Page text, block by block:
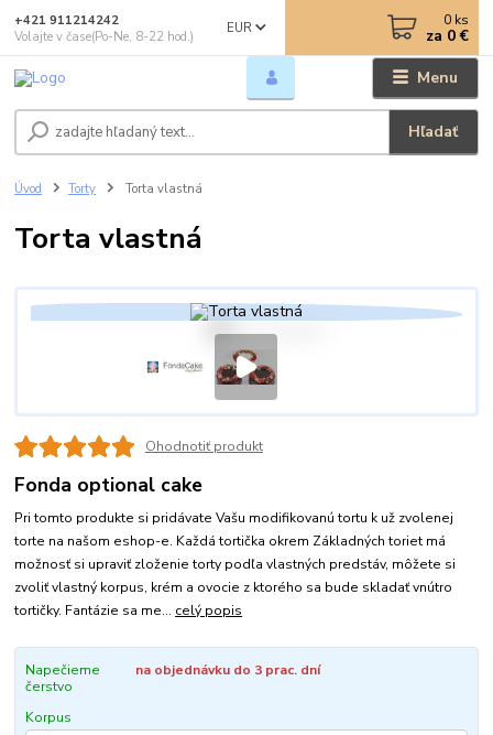
Menu
EUR
Hľadať
+421 911214242
Volajte v čase(Po-Ne, 8-22 hod.)
0 ks
za 0 €
Úvod Torty Torta vlastná
Torta vlastná
Ohodnotiť produkt
Fonda optional cake
Pri tomto produkte si pridávate Vašu modifikovanú tortu k už zvolenej
torte na našom eshop-e. Každá tortička okrem Základných toriet má
možnosť si upraviť zloženie torty podľa vlastných predstáv, môžete si
zvoliť vlastný korpus, krém a ovocie z ktorého sa bude skladať vnútro
tortičky. Fantázie sa me... celý popis
Napečieme
čerstvo
na objednávku do 3 prac. dní
Korpus